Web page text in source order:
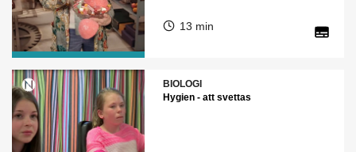
13 min
BIOLOGI
Hygien - att svettas